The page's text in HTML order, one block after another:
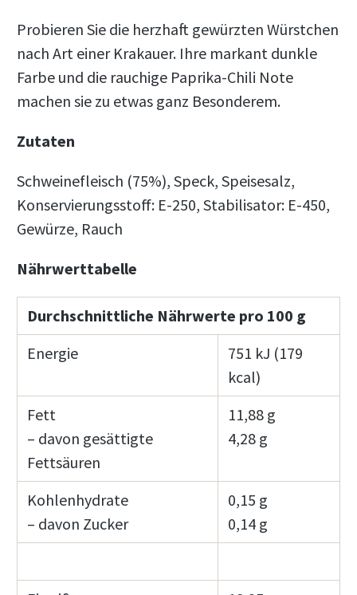
Probieren Sie die herzhaft gewürzten Würstchen
nach Art einer Krakauer. Ihre markant dunkle
Farbe und die rauchige Paprika-Chili Note
machen sie zu etwas ganz Besonderem.
Zutaten
Schweinefleisch (75%), Speck, Speisesalz,
Konservierungsstoff: E-250, Stabilisator: E-450,
Gewürze, Rauch
Nährwerttabelle
Durchschnittliche Nährwerte pro 100 g
Energie
751 kJ (179
kcal)
Fett
– davon gesättigte
Fettsäuren
11,88 g
4,28 g
Kohlenhydrate
– davon Zucker
0,15 g
0,14 g